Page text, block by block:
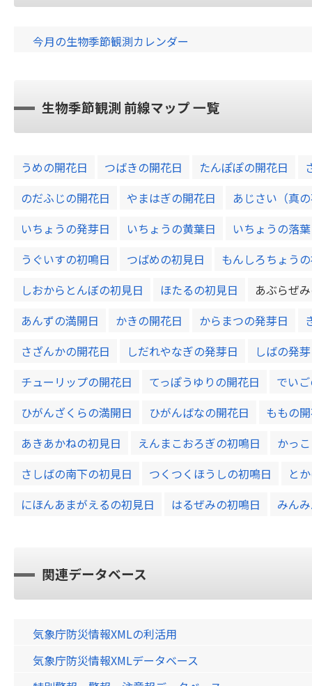
今月の生物季節観測カレンダー
生物季節観測 前線マップ 一覧
うめの開花日 つばきの開花日 たんぽぽの開花日
のだふじの開花日
やまはぎの開花日
あじさい（真
いちょうの発芽日
いちょうの黄葉日
いちょうの落
うぐいすの初鳴日
つばめの初見日
もんしろちょう
しおからとんぼの初見日
ほたるの初見日
あぶらぜ
あんずの満開日
かきの開花日 からまつの発芽日
さざんかの開花日
しだれやなぎの発芽日
しばの発
チューリップの開花日
てっぽうゆりの開花日
でい
ひがんざくらの満開日
ひがんばなの開花日
ももの
あきあかねの初見日
えんまこおろぎの初鳴日
かっ
さしばの南下の初見日
つくつくほうしの初鳴日
と
にほんあまがえるの初見日
はるぜみの初鳴日 みん
関連データベース
気象庁防災情報XMLの利活用
気象庁防災情報XMLデータベース